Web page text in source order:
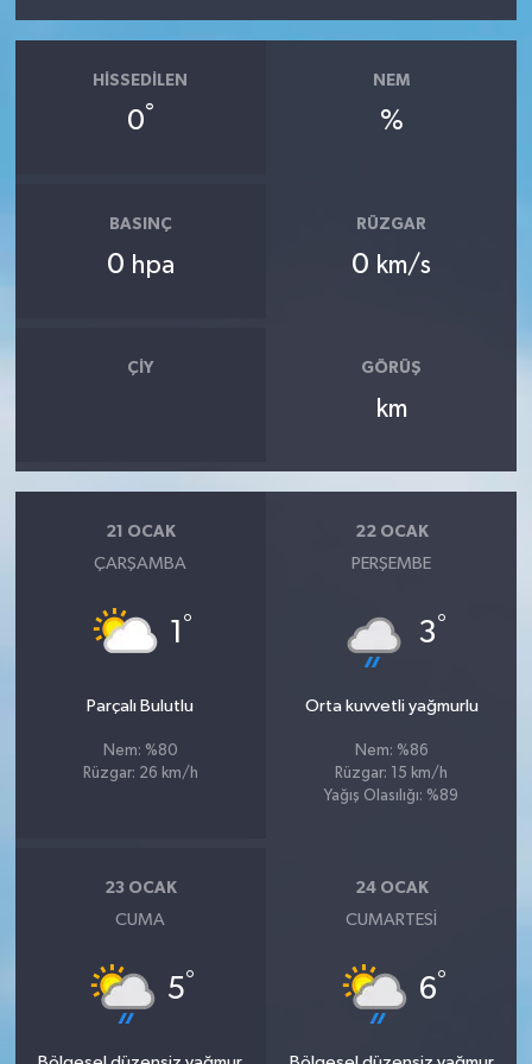
HISSEDILEN
0°
NEM
%
BASINÇ
0 hpa
RÜZGAR
0 km/s
ÇIY GÖRÜŞ
km
21 OCAK
ÇARŞAMBA
1 °
Parçalı Bulutlu
Nem: %80
Rüzgar: 26 km/h
22 OCAK
PERŞEMBE
3°
Orta kuvvetli yağmurlu
Nem: %86
Rüzgar: 15 km/h
Yağış Olasılığı: %89
23 OCAK
CUMA
5°
24 OCAK
CUMARTESI
6°